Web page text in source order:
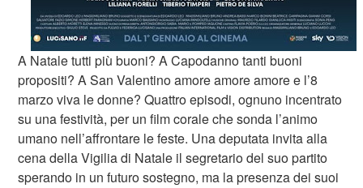
A Natale tutti più buoni? A Capodanno tanti buoni
propositi? A San Valentino amore amore amore e l’8
marzo viva le donne? Quattro episodi, ognuno incentrato
su una festività, per un film corale che sonda l’animo
umano nell’affrontare le feste. Una deputata invita alla
cena della Vigilia di Natale il segretario del suo partito
sperando in un futuro sostegno, ma la presenza dei suoi